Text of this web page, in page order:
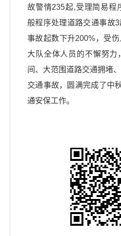
故警情235起,受理简易程
般程序处理道路交通事故
事故起数下升200%，受
大队全体人员的不懈努力
间、大范围道路交通拥堵
交通事故，圆满完成了中
通安保工作。